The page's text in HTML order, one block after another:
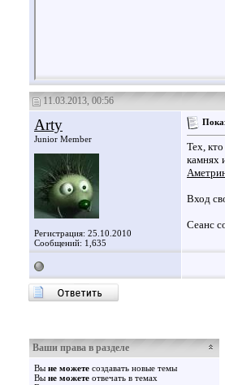
11.03.2013, 00:56
Arty
Junior Member
Регистрация: 25.10.2010
Сообщений: 1,635
Тех,
камнях
Вход
Сеанс
Ваши права в разделе
Вы не можете создавать новые темы
Вы не можете отвечать в темах